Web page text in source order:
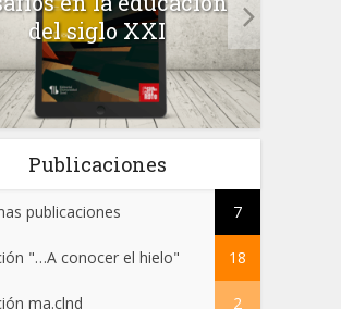
del siglo XXI
Publicaciones
publicaciones 7
"…A conocer el hielo" 18
ma.clnd 2